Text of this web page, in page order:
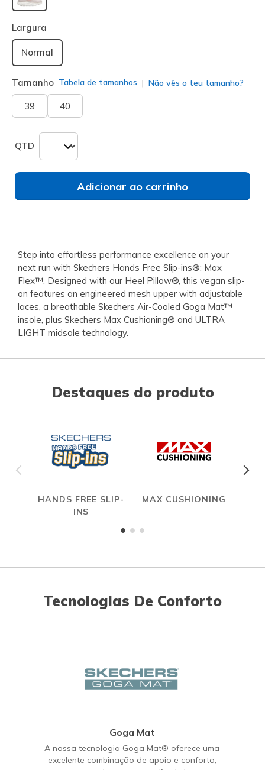
selecionado
Largura
Normal
Tamanho Tabela de tamanhos Não vês o teu tamanho?
39 40
QTD
Adicionar ao carrinho
Step into effortless performance excellence on your
next run with Skechers Hands Free Slip-ins®: Max
Flex™. Designed with our Heel Pillow®, this vegan slip-
on features an engineered mesh upper with adjustable
laces, a breathable Skechers Air-Cooled Goga Mat™
insole, plus Skechers Max Cushioning® and ULTRA
LIGHT midsole technology.
Destaques do produto
HANDS FREE SLIP-
INS
MAX CUSHIONING
Tecnologias De Conforto
Goga Mat
A nossa tecnologia Goga Mat® oferece uma
excelente combinação de apoio e conforto,